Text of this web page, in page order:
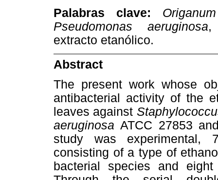
Palabras clave:
Pseudomonas aeruginosa
extracto etanólico.
Abstract
The present work whose
antibacterial activity of the
leaves against
aeruginosa ATCC 27853
study was experimental,
consisting of a type of
bacterial species and